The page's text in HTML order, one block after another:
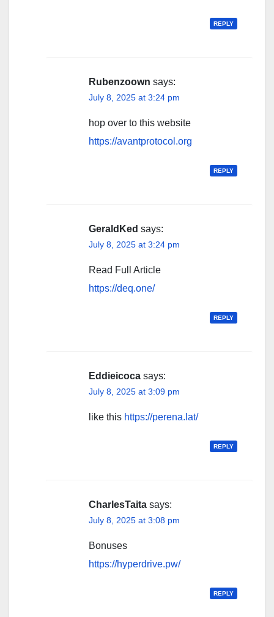
REPLY
Rubenzoown says:
July 8, 2025 at 3:24 pm
hop over to this website
https://avantprotocol.org
REPLY
GeraldKed says:
July 8, 2025 at 3:24 pm
Read Full Article
https://deq.one/
REPLY
Eddieicoca says:
July 8, 2025 at 3:09 pm
like this https://perena.lat/
REPLY
CharlesTaita says:
July 8, 2025 at 3:08 pm
Bonuses
https://hyperdrive.pw/
REPLY